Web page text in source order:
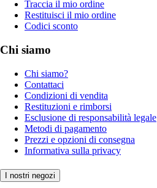
Traccia il mio ordine
Restituisci il mio ordine
Codici sconto
Chi siamo
Chi siamo?
Contattaci
Condizioni di vendita
Restituzioni e rimborsi
Esclusione di responsabilità legale
Metodi di pagamento
Prezzi e opzioni di consegna
Informativa sulla privacy
I nostri negozi